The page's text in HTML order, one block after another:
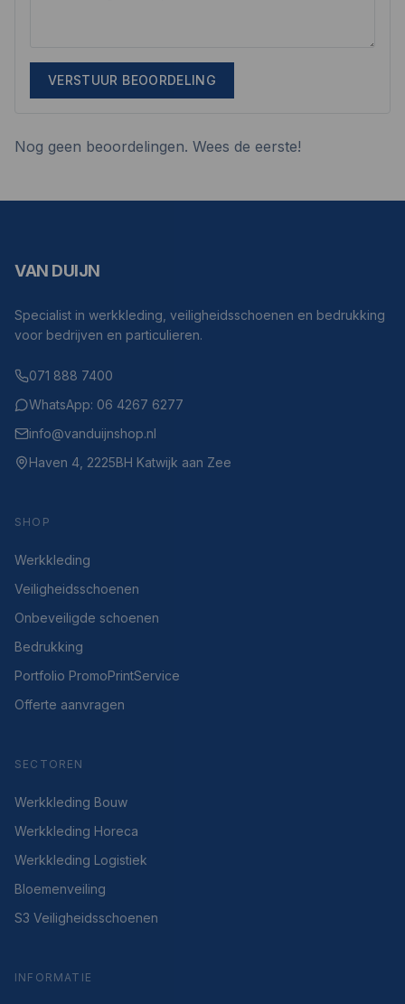
VERSTUUR BEOORDELING
Nog geen beoordelingen. Wees de eerste!
VAN DUIJN
Specialist in werkkleding, veiligheidsschoenen en bedrukking
voor bedrijven en particulieren.
071 888 7400
WhatsApp: 06 4267 6277
info@vanduijnshop.nl
Haven 4, 2225BH Katwijk aan Zee
SHOP
Werkkleding
Veiligheidsschoenen
Onbeveiligde schoenen
Bedrukking
Portfolio PromoPrintService
Offerte aanvragen
SECTOREN
Werkkleding Bouw
Werkkleding Horeca
Werkkleding Logistiek
Bloemenveiling
S3 Veiligheidsschoenen
INFORMATIE